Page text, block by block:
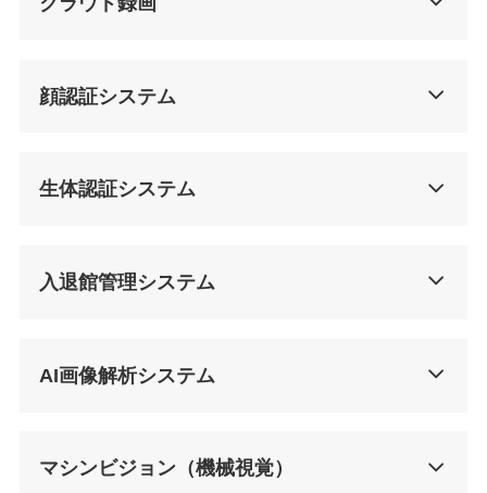
顔認証システム
生体認証システム
入退館管理システム
AI画像解析システム
マシンビジョン（機械視覚）